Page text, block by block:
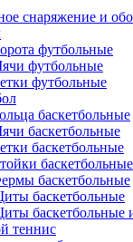
снаряжение и
футбольные
футбольные
футбольные
баскетбольные
баскетбольные
баскетбольные
баскетбольные
баскетбольные
баскетбольные
баскетбольные
теннис